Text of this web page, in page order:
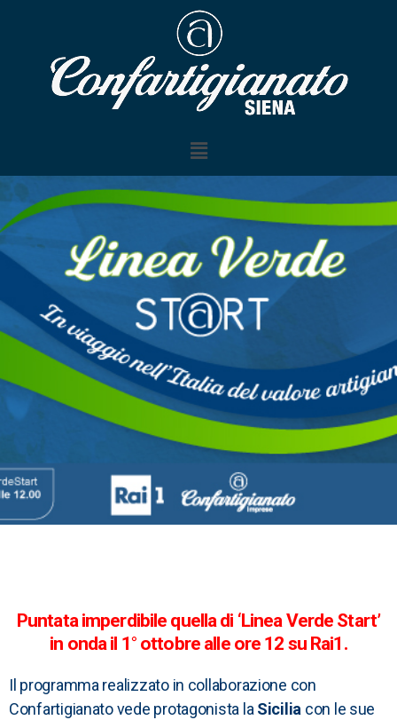
Puntata imperdibile quella di ‘Linea Verde Start’
in onda il 1° ottobre alle ore 12 su Rai1.
Il programma realizzato in collaborazione con
Confartigianato vede protagonista laSicilia con le sue